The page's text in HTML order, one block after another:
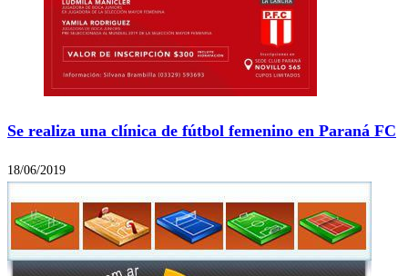
Se realiza una clínica de fútbol femenino en Paraná FC
18/06/2019